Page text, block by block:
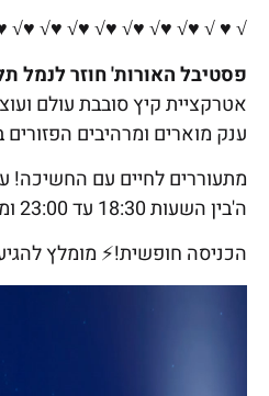
♥√ ♥√ ♥√ ♥√ ♥√ ♥√ ♥√ ♥√ ♥
פסטיבל האורות' חוזר לנמל
אטרקציית קיץ סובבת עולם
ענק מוארים ומרהיבים
ה'בין השעות 18:30 עד 23:00 ומוצ"ש חצות.⚡
הכניסה חופשית!⚡ מומלץ